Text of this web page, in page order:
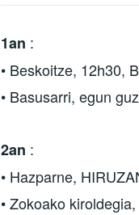
1an :
• Beskoitze, 12h30,
• Basusarri, egun
2an :
• Hazparne,
• Zokoako